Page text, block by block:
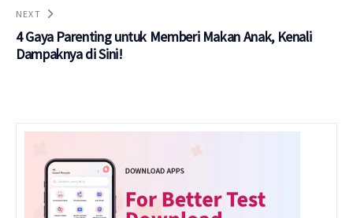
NEXT
4 Gaya Parenting untuk Memberi Makan Anak, Kenali
Dampaknya di Sini!